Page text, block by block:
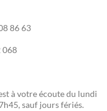
86 63
068
à votre écoute du lundi
sauf jours fériés.